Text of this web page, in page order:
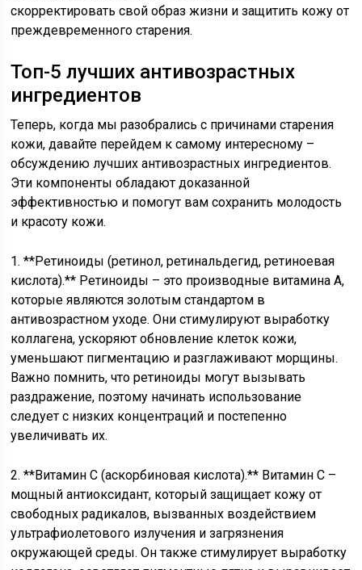
скорректировать свой образ жизни и защитить кожу от
преждевременного старения.
Топ-5 лучших антивозрастных
ингредиентов
Теперь, когда мы разобрались с причинами старения
кожи, давайте перейдем к самому интересному –
обсуждению лучших антивозрастных ингредиентов.
Эти компоненты обладают доказанной
эффективностью и помогут вам сохранить молодость
и красоту кожи.
1. **Ретиноиды (ретинол, ретинальдегид, ретиноевая
кислота).** Ретиноиды – это производные витамина А,
которые являются золотым стандартом в
антивозрастном уходе. Они стимулируют выработку
коллагена, ускоряют обновление клеток кожи,
уменьшают пигментацию и разглаживают морщины.
Важно помнить, что ретиноиды могут вызывать
раздражение, поэтому начинать использование
следует с низких концентраций и постепенно
увеличивать их.
2. **Витамин С (аскорбиновая кислота).** Витамин С –
мощный антиоксидант, который защищает кожу от
свободных радикалов, вызванных воздействием
ультрафиолетового излучения и загрязнения
окружающей среды. Он также стимулирует выработку